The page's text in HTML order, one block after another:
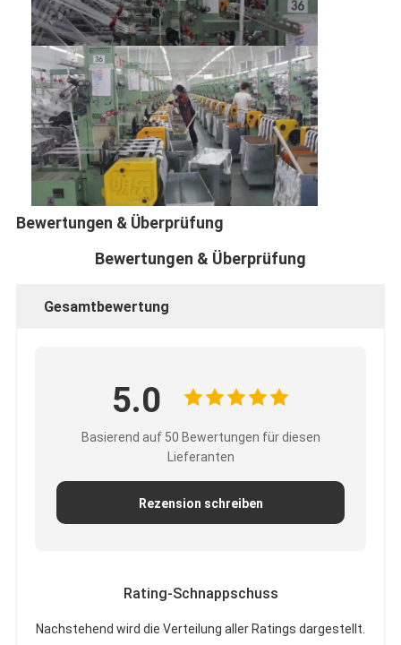
Haus
Bewertungen & Überprüfung
Bewertungen & Überprüfung
Gesamtbewertung
5.0
Basierend auf 50 Bewertungen für diesen
Lieferanten
Rezension schreiben
Rating-Schnappschuss
Nachstehend wird die Verteilung aller Ratings dargestellt.